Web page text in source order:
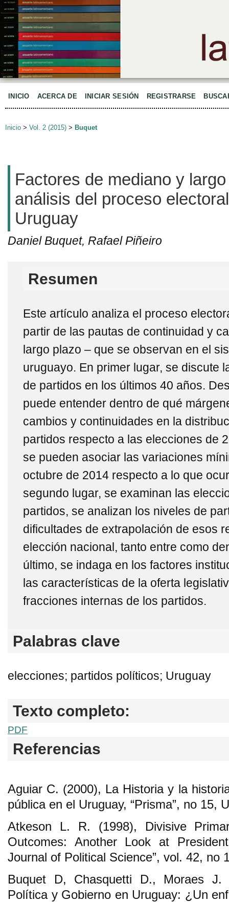
INICIO ACERCA DE INICIAR SESIÓN REGISTRARSE
Inicio > Vol. 2 (2015) > Buquet
Factores de mediano y
análisis del proceso
Uruguay
Daniel Buquet, Rafael Piñeiro
Resumen
Este artículo analiza el proceso
partir de las pautas de continuidad y
largo plazo – que se observan en el
uruguayo. En primer lugar, se discute
de partidos en los últimos 40 años.
puede entender dentro de qué
cambios y continuidades en la
partidos respecto a las elecciones de
se pueden asociar las variaciones
octubre de 2014 respecto a lo que
segundo lugar, se examinan las
partidos, se analizan los niveles de
dificultades de extrapolación de esos
elección nacional, tanto entre como
último, se indaga en los factores
las características de la oferta
fracciones internas de los partidos.
Palabras clave
elecciones; partidos políticos; Uruguay
Texto completo:
PDF
Referencias
Aguiar C. (2000), La Historia y la
pública en el Uruguay, “Prisma”, no 15,
Atkeson L. R. (1998), Divisive
Outcomes: Another Look at
Journal of Political Science”, vol. 42, no
Buquet D, Chasquetti D., Moraes J.
Política y Gobierno en Uruguay: ¿Un